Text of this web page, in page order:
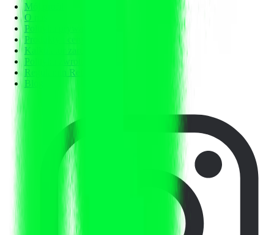
Mój profil
O nas
Polityka prywatności
Produkty i ceny
Kalkulator zarobków
Polityka zwrotów
Regulamin RefSpace
Blog